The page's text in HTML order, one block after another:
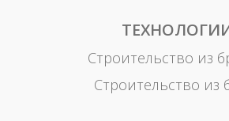
Строительство из
Строительство из